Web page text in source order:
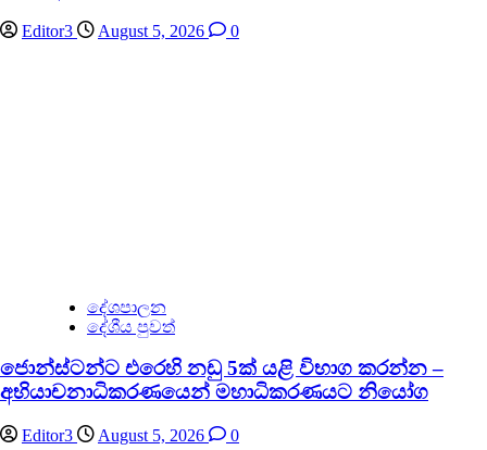
Editor3 August 5, 2026 0
දේශපාලන
දේශීය පුවත්
ජොන්ස්ටන්ට එරෙහි නඩු 5ක් යළි විභාග කරන්න –
අභියාචනාධිකරණයෙන් මහාධිකරණයට නියෝග
Editor3 August 5, 2026 0